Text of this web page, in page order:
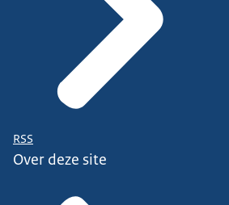
RSS
Over deze site